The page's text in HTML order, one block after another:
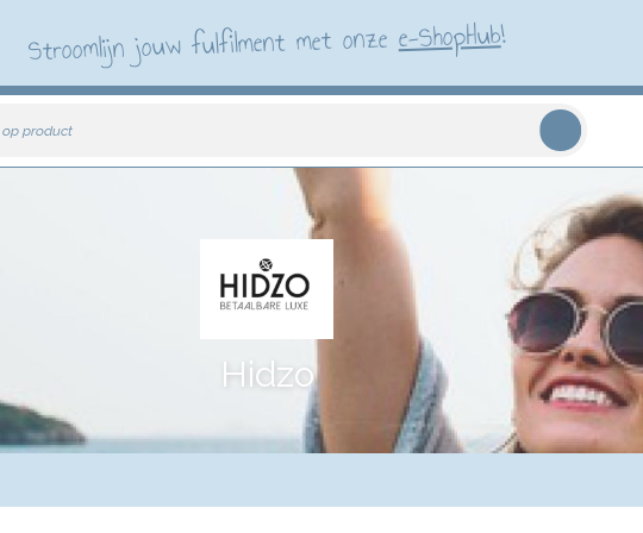
Stroomlijn jouw fulfilment met onzee-ShopHub!
op product
Hidzo